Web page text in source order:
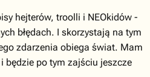
hejterów, troolli i NEOkidów -
błędach. I skorzystają na tym
zdarzenia obiega świat. Mam
będzie po tym zajściu jeszcze